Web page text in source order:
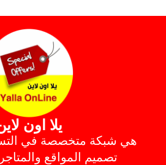
يلا اون
هي شبكة متخصصة في
تصميم المواقع والمتاجر